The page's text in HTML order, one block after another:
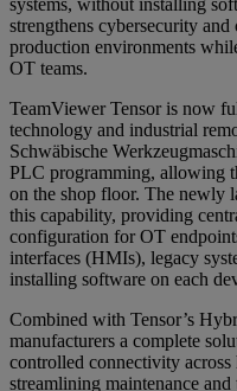
strengthens cybersecurity
production environments
OT teams.
TeamViewer Tensor is now
technology and industrial
Schwäbische
PLC programming, allowing
on the shop floor. The newly
this capability, providing
configuration for OT
interfaces (HMIs), legacy
installing software on each
Combined with Tensor’s
manufacturers a complete
controlled connectivity
streamlining maintenance